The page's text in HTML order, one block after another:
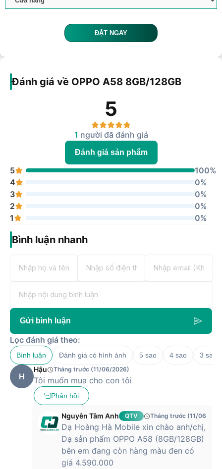
ĐẶT NGAY
Đánh giá về OPPO A58 8GB/128GB
5
1 người đã đánh giá
Đánh giá sản phẩm
5
100%
4
0%
3
0%
2
0%
1
0%
Bình luận nhanh
Gửi bình luận
Lọc đánh giá theo:
Bình luận Đánh giá có hình ảnh 5 sao 4 sao 3 sao
H
Hậu Tháng trước (11/06/2026)
Tôi muốn mua cho con tôi
Phản hồi
Nguyễn Tâm Anh QTV Tháng trước (11/06/
Dạ Hoàng Hà Mobile xin chào anh/chị,
Dạ sản phẩm OPPO A58 (8GB/128GB)
bên em đang còn hàng màu đen có
giá 4.590.000